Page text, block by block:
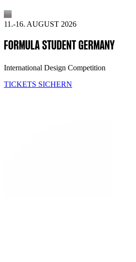
11.-16. AUGUST 2026
FORMULA STUDENT GERMANY
International Design Competition
TICKETS SICHERN